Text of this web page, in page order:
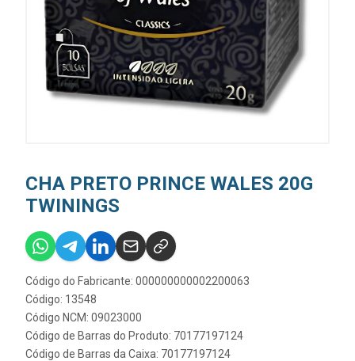
CHA PRETO PRINCE WALES 20G
TWININGS
Código do Fabricante: 000000000002200063
Código: 13548
Código NCM: 09023000
Código de Barras do Produto: 70177197124
Código de Barras da Caixa: 70177197124